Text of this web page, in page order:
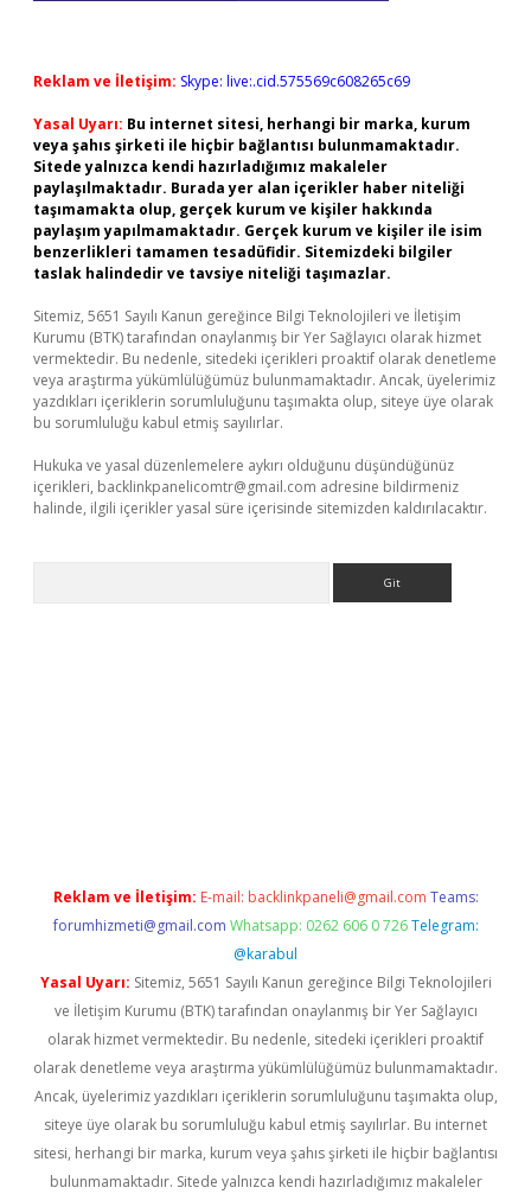
Reklam ve İletişim: Skype: live:.cid.575569c608265c69
Yasal Uyarı: Bu internet sitesi, herhangi bir marka, kurum
veya şahıs şirketi ile hiçbir bağlantısı bulunmamaktadır.
Sitede yalnızca kendi hazırladığımız makaleler
paylaşılmaktadır. Burada yer alan içerikler haber niteliği
taşımamakta olup, gerçek kurum ve kişiler hakkında
paylaşım yapılmamaktadır. Gerçek kurum ve kişiler ile isim
benzerlikleri tamamen tesadüfidir. Sitemizdeki bilgiler
taslak halindedir ve tavsiye niteliği taşımazlar.
Sitemiz, 5651 Sayılı Kanun gereğince Bilgi Teknolojileri ve İletişim
Kurumu (BTK) tarafından onaylanmış bir Yer Sağlayıcı olarak hizmet
vermektedir. Bu nedenle, sitedeki içerikleri proaktif olarak denetleme
veya araştırma yükümlülüğümüz bulunmamaktadır. Ancak, üyelerimiz
yazdıkları içeriklerin sorumluluğunu taşımakta olup, siteye üye olarak
bu sorumluluğu kabul etmiş sayılırlar.
Hukuka ve yasal düzenlemelere aykırı olduğunu düşündüğünüz
içerikleri, backlinkpanelicomtr@gmail.com adresine bildirmeniz
halinde, ilgili içerikler yasal süre içerisinde sitemizden kaldırılacaktır.
Reklam ve İletişim: E-mail: backlinkpaneli@gmail.com Teams:
forumhizmeti@gmail.com Whatsapp: 0262 606 0 726 Telegram:
@karabul
Yasal Uyarı: Sitemiz, 5651 Sayılı Kanun gereğince Bilgi Teknolojileri
ve İletişim Kurumu (BTK) tarafından onaylanmış bir Yer Sağlayıcı
olarak hizmet vermektedir. Bu nedenle, sitedeki içerikleri proaktif
olarak denetleme veya araştırma yükümlülüğümüz bulunmamaktadır.
Ancak, üyelerimiz yazdıkları içeriklerin sorumluluğunu taşımakta olup,
siteye üye olarak bu sorumluluğu kabul etmiş sayılırlar. Bu internet
sitesi, herhangi bir marka, kurum veya şahıs şirketi ile hiçbir bağlantısı
bulunmamaktadır. Sitede yalnızca kendi hazırladığımız makaleler